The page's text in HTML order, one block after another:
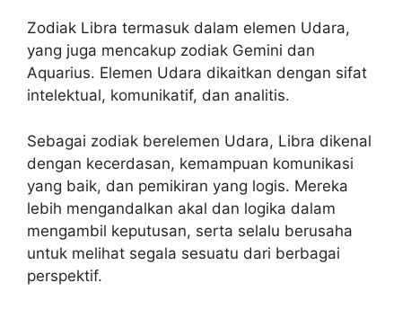
Zodiak Libra termasuk dalam elemen Udara,
yang juga mencakup zodiak Gemini dan
Aquarius. Elemen Udara dikaitkan dengan sifat
intelektual, komunikatif, dan analitis.
Sebagai zodiak berelemen Udara, Libra dikenal
dengan kecerdasan, kemampuan komunikasi
yang baik, dan pemikiran yang logis. Mereka
lebih mengandalkan akal dan logika dalam
mengambil keputusan, serta selalu berusaha
untuk melihat segala sesuatu dari berbagai
perspektif.